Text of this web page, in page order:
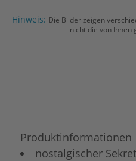
Hinweis: Die Bilder zeigen
nicht die von Ihnen
Produktinformationen
nostalgischer